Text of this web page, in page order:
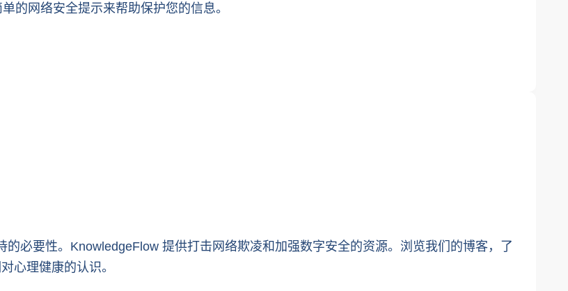
的网络安全提示来帮助保护您的信息。
必要性。KnowledgeFlow 提供打击网络欺凌和加强数字安全的资源。浏览我们的博客，了
心理健康的认识。